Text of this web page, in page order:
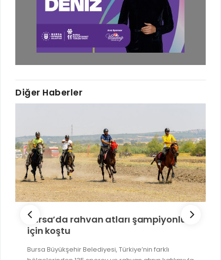
Diğer Haberler
Bursa’da rahvan atları şampiyonluk
için koştu
Bursa Büyükşehir Belediyesi, Türkiye’nin farklı